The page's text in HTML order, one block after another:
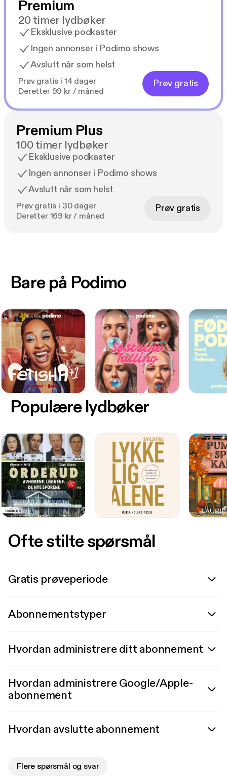
Premium
20 timer lydbøker
Eksklusive podkaster
Ingen annonser i Podimo shows
Avslutt når som helst
Prøv gratis i 14 dager
Deretter 99 kr / måned
Prøv gratis
Premium Plus
100 timer lydbøker
Eksklusive podkaster
Ingen annonser i Podimo shows
Avslutt når som helst
Prøv gratis i 30 dager
Deretter 169 kr / måned
Prøv gratis
Bare på Podimo
Populære lydbøker
Ofte stilte spørsmål
Gratis prøveperiode
Abonnementstyper
Hvordan administrere ditt abonnement
Hvordan administrere Google/Apple-
abonnement
Hvordan avslutte abonnement
Flere spørsmål og svar